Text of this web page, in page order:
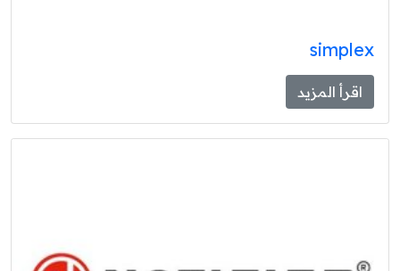
simplex
اقرأ المزيد